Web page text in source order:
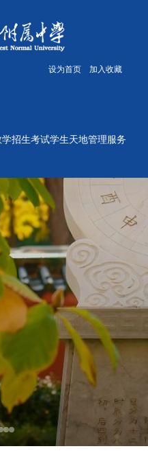
设为首页 加入收藏
学招生考试学生天地管理服务